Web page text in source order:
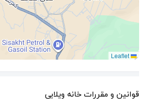
قوانین و مقررات خانه ویلایی